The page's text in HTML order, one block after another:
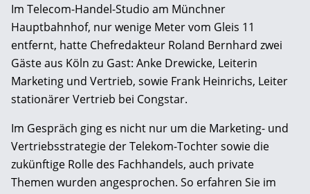
Im Telecom-Handel-Studio am Münchner
Hauptbahnhof, nur wenige Meter vom Gleis 11
entfernt, hatte Chefredakteur Roland Bernhard zwei
Gäste aus Köln zu Gast: Anke Drewicke, Leiterin
Marketing und Vertrieb, sowie Frank Heinrichs, Leiter
stationärer Vertrieb bei Congstar.
Im Gespräch ging es nicht nur um die Marketing- und
Vertriebsstrategie der Telekom-Tochter sowie die
zukünftige Rolle des Fachhandels, auch private
Themen wurden angesprochen. So erfahren Sie im